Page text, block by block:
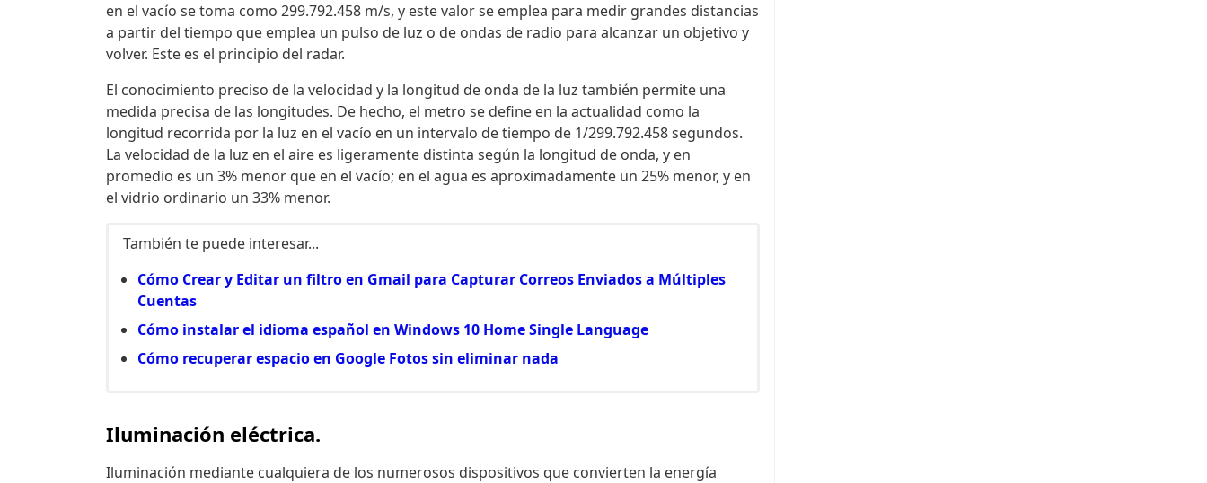
en el vacío se toma como 299.792.458 m/s, y este valor se emplea para medir grandes distancias
a partir del tiempo que emplea un pulso de luz o de ondas de radio para alcanzar un objetivo y
volver. Este es el principio del radar.
El conocimiento preciso de la velocidad y la longitud de onda de la luz también permite una
medida precisa de las longitudes. De hecho, el metro se define en la actualidad como la
longitud recorrida por la luz en el vacío en un intervalo de tiempo de 1/299.792.458 segundos.
La velocidad de la luz en el aire es ligeramente distinta según la longitud de onda, y en
promedio es un 3% menor que en el vacío; en el agua es aproximadamente un 25% menor, y en
el vidrio ordinario un 33% menor.
También te puede interesar...
Cómo Crear y Editar un filtro en Gmail para Capturar Correos Enviados a Múltiples
Cuentas
Cómo instalar el idioma español en Windows 10 Home Single Language
Cómo recuperar espacio en Google Fotos sin eliminar nada
Iluminación eléctrica.
Iluminación mediante cualquiera de los numerosos dispositivos que convierten la energía